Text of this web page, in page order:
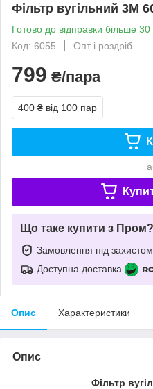
Фільтр вугільний 3М
Готово до відправки більше 30
Код: 6055
Опт і роздріб
799 ₴/пара
400 ₴ від 100 пар
Що таке купити з Пром?
Замовлення під захистом
Доступна доставка
Опис Характеристики
Опис
Фільтр